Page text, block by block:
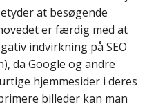
at besøgende
er færdig med at
indvirkning på SEO
da Google og andre
hjemmesider i deres
billeder kan man